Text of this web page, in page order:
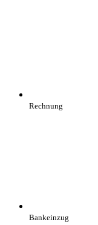
Rechnung
Bankeinzug